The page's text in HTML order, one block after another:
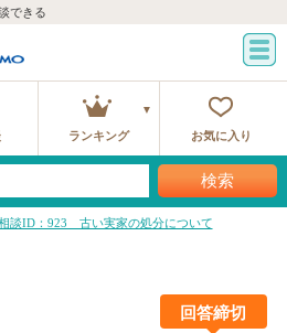
できる
ランキング お気に入り
検索
談ID：923 古い実家の処分について
回答締切